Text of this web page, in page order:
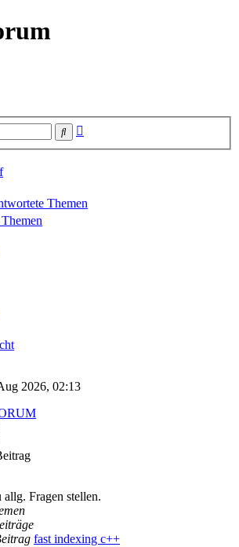
Suche
Themen
2026, 02:13
Fragen stellen.
fast indexing c++